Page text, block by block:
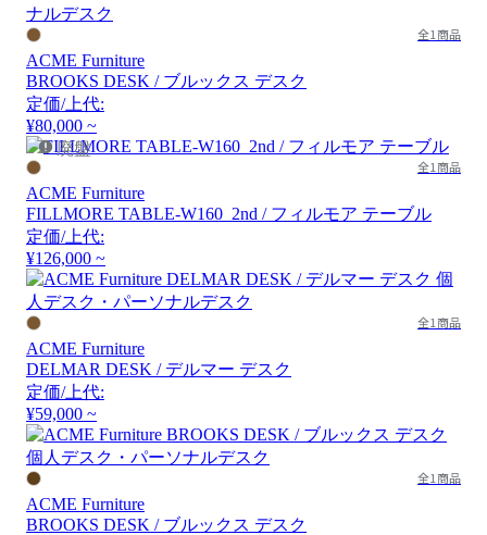
全1商品
ACME Furniture
BROOKS DESK / ブルックス デスク
定価/上代:
¥80,000 ~
廃盤
全1商品
ACME Furniture
FILLMORE TABLE-W160_2nd / フィルモア テーブル
定価/上代:
¥126,000 ~
全1商品
ACME Furniture
DELMAR DESK / デルマー デスク
定価/上代:
¥59,000 ~
全1商品
ACME Furniture
BROOKS DESK / ブルックス デスク